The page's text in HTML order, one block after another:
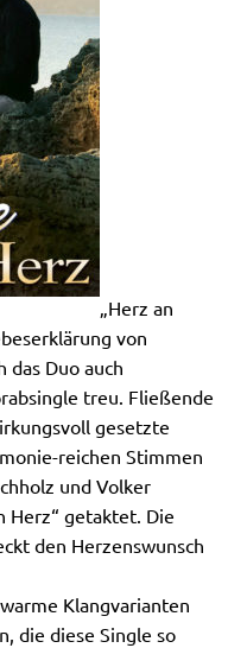
„Herz an
von
das Duo auch
treu. Fließende
gesetzte
reichen Stimmen
und Volker
Herz“ getaktet. Die
den Herzenswunsch
Klangvarianten
die diese Single so